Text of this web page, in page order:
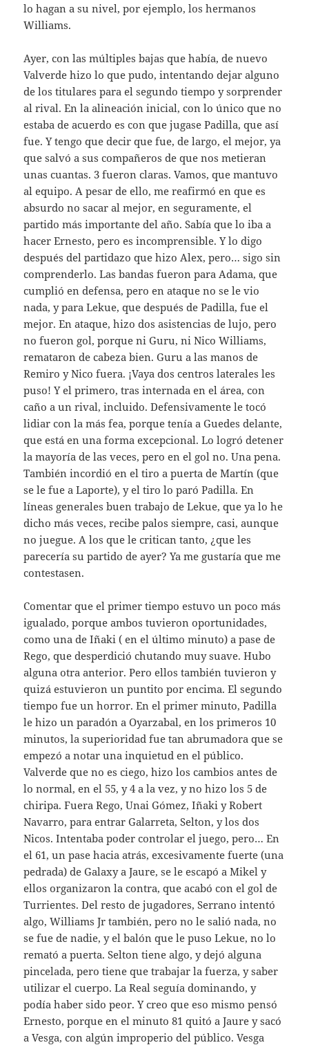
lo hagan a su nivel, por ejemplo, los hermanos
Williams.
Ayer, con las múltiples bajas que había, de nuevo
Valverde hizo lo que pudo, intentando dejar alguno
de los titulares para el segundo tiempo y sorprender
al rival. En la alineación inicial, con lo único que no
estaba de acuerdo es con que jugase Padilla, que así
fue. Y tengo que decir que fue, de largo, el mejor, ya
que salvó a sus compañeros de que nos metieran
unas cuantas. 3 fueron claras. Vamos, que mantuvo
al equipo. A pesar de ello, me reafirmó en que es
absurdo no sacar al mejor, en seguramente, el
partido más importante del año. Sabía que lo iba a
hacer Ernesto, pero es incomprensible. Y lo digo
después del partidazo que hizo Alex, pero… sigo sin
comprenderlo. Las bandas fueron para Adama, que
cumplió en defensa, pero en ataque no se le vio
nada, y para Lekue, que después de Padilla, fue el
mejor. En ataque, hizo dos asistencias de lujo, pero
no fueron gol, porque ni Guru, ni Nico Williams,
remataron de cabeza bien. Guru a las manos de
Remiro y Nico fuera. ¡Vaya dos centros laterales les
puso! Y el primero, tras internada en el área, con
caño a un rival, incluido. Defensivamente le tocó
lidiar con la más fea, porque tenía a Guedes delante,
que está en una forma excepcional. Lo logró detener
la mayoría de las veces, pero en el gol no. Una pena.
También incordió en el tiro a puerta de Martín (que
se le fue a Laporte), y el tiro lo paró Padilla. En
líneas generales buen trabajo de Lekue, que ya lo he
dicho más veces, recibe palos siempre, casi, aunque
no juegue. A los que le critican tanto, ¿que les
parecería su partido de ayer? Ya me gustaría que me
contestasen.
Comentar que el primer tiempo estuvo un poco más
igualado, porque ambos tuvieron oportunidades,
como una de Iñaki ( en el último minuto) a pase de
Rego, que desperdició chutando muy suave. Hubo
alguna otra anterior. Pero ellos también tuvieron y
quizá estuvieron un puntito por encima. El segundo
tiempo fue un horror. En el primer minuto, Padilla
le hizo un paradón a Oyarzabal, en los primeros 10
minutos, la superioridad fue tan abrumadora que se
empezó a notar una inquietud en el público.
Valverde que no es ciego, hizo los cambios antes de
lo normal, en el 55, y 4 a la vez, y no hizo los 5 de
chiripa. Fuera Rego, Unai Gómez, Iñaki y Robert
Navarro, para entrar Galarreta, Selton, y los dos
Nicos. Intentaba poder controlar el juego, pero… En
el 61, un pase hacia atrás, excesivamente fuerte (una
pedrada) de Galaxy a Jaure, se le escapó a Mikel y
ellos organizaron la contra, que acabó con el gol de
Turrientes. Del resto de jugadores, Serrano intentó
algo, Williams Jr también, pero no le salió nada, no
se fue de nadie, y el balón que le puso Lekue, no lo
remató a puerta. Selton tiene algo, y dejó alguna
pincelada, pero tiene que trabajar la fuerza, y saber
utilizar el cuerpo. La Real seguía dominando, y
podía haber sido peor. Y creo que eso mismo pensó
Ernesto, porque en el minuto 81 quitó a Jaure y sacó
a Vesga, con algún improperio del público. Vesga